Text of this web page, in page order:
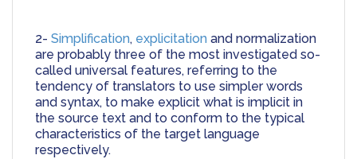
2- Simplification, explicitation and normalization
are probably three of the most investigated so-
called universal features, referring to the
tendency of translators to use simpler words
and syntax, to make explicit what is implicit in
the source text and to conform to the typical
characteristics of the target language
respectively.